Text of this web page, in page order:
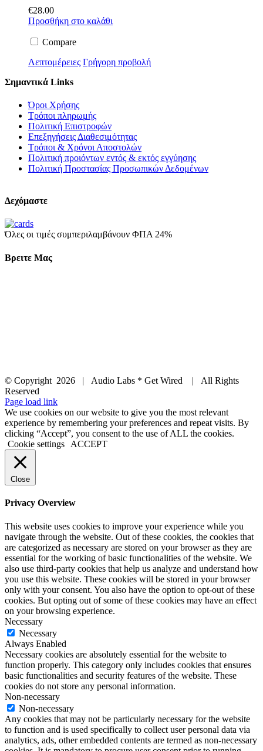
€28.00
Προσθήκη στο καλάθι
Compare
Λεπτομέρειες Γρήγορη προβολή
Σημαντικά Links
Όροι Χρήσης
Τρόποι πληρωμής
Πολιτική Επιστροφών
Επεξηγήσεις Διαθεσιμότητας
Τρόποι & Χρόνοι Αποστολών
Πολιτική προιόντων εντός & εκτός εγγύησης
Πολιτική Προστασίας Προσωπικών Δεδομένων
Δεχόμαστε
Όλες οι τιμές συμπεριλαμβάνουν ΦΠΑ 24%
Βρειτε Μας
© Copyright 2026 | Audio Labs * Get Wired | All Rights
Reserved
Facebook
Instagram
YouTube
LinkedIn
X
Page load link
We use cookies on our website to give you the most relevant
experience by remembering your preferences and repeat visits. By
clicking “Accept”, you consent to the use of ALL the cookies.
Cookie settings
ACCEPT
Close
Privacy Overview
This website uses cookies to improve your experience while you
navigate through the website. Out of these cookies, the cookies that
are categorized as necessary are stored on your browser as they are
essential for the working of basic functionalities of the website. We
also use third-party cookies that help us analyze and understand how
you use this website. These cookies will be stored in your browser
only with your consent. You also have the option to opt-out of these
cookies. But opting out of some of these cookies may have an effect
on your browsing experience.
Necessary
Necessary
Always Enabled
Necessary cookies are absolutely essential for the website to
function properly. This category only includes cookies that ensures
basic functionalities and security features of the website. These
cookies do not store any personal information.
Non-necessary
Non-necessary
Any cookies that may not be particularly necessary for the website
to function and is used specifically to collect user personal data via
analytics, ads, other embedded contents are termed as non-necessary